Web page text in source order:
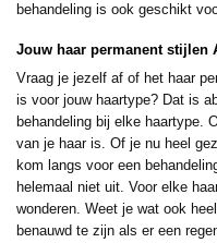
behandeling is ook geschikt
Jouw haar permanent stijlen
Vraag je jezelf af of het haar
is voor jouw haartype? Dat is
behandeling bij elke haartype.
van je haar is. Of je nu heel
kom langs voor een
helemaal niet uit. Voor elke
wonderen. Weet je wat ook
benauwd te zijn als er een